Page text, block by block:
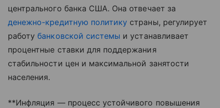
центрального банка США. Она отвечает за
денежно-кредитную политику страны, регулирует
работубанковской системы и устанавливает
процентные ставки для поддержания
стабильности цен и максимальной занятости
населения.
**Инфляция — процесс устойчивого повышения